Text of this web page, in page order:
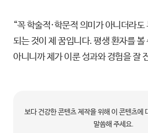
“꼭 학술적·학문적 의미가 아니더라도
되는 것이 제 꿈입니다. 평생 환자를 볼
아니니까 제가 이룬 성과와 경험을 잘
보다 건강한 콘텐츠 제작을 위해 이 콘텐츠에
말씀해 주세요.